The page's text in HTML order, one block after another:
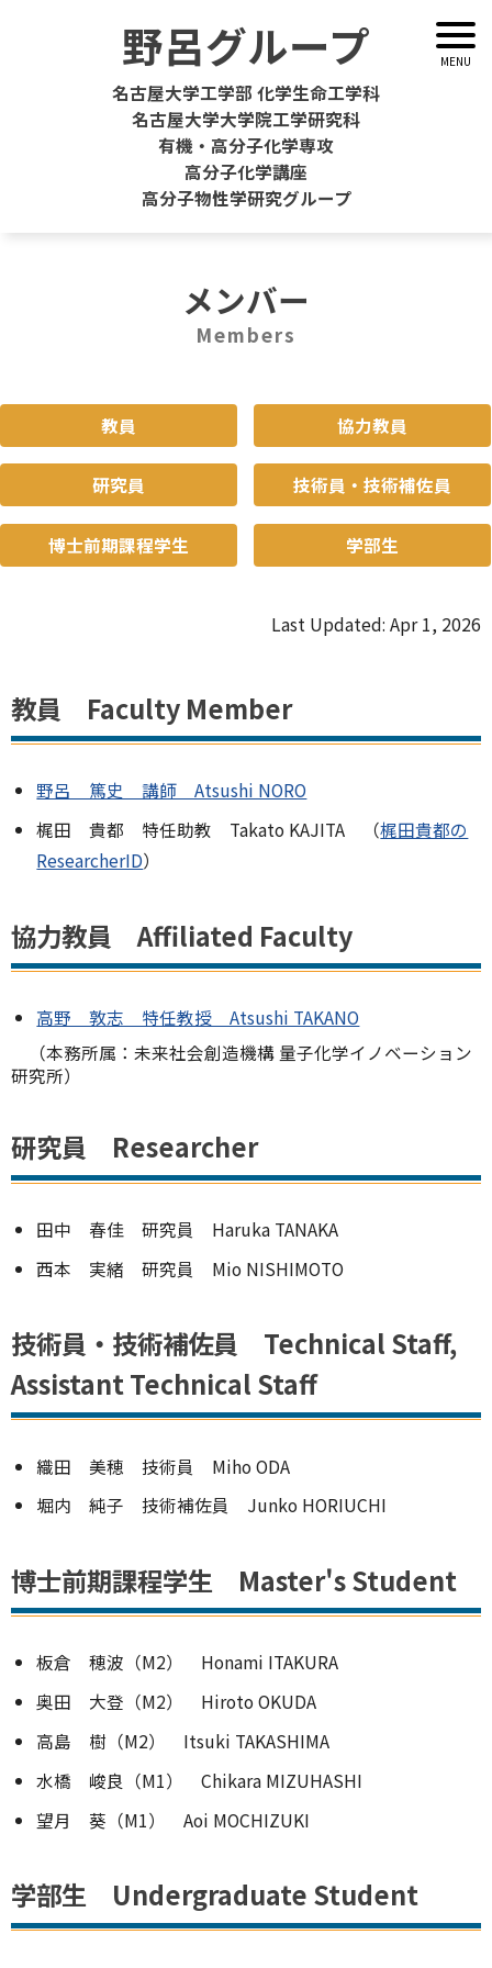
野呂グループ
名古屋大学工学部 化学生命工学科
名古屋大学大学院工学研究科
有機・高分子化学専攻
高分子化学講座
高分子物性学研究グループ
メンバー
Members
教員 協力教員
研究員 技術員・技術補佐員
博士前期課程学生 学部生
Last Updated: Apr 1, 2026
教員 Faculty Member
野呂 篤史 講師 Atsushi NORO
梶田 貴都 特任助教 Takato KAJITA （梶田貴都の
ResearcherID）
協力教員 Affiliated Faculty
高野 敦志 特任教授 Atsushi TAKANO
（本務所属：未来社会創造機構 量子化学イノベーション
研究所）
研究員 Researcher
田中 春佳 研究員 Haruka TANAKA
西本 実緒 研究員 Mio NISHIMOTO
技術員・技術補佐員 Technical Staff,
Assistant Technical Staff
織田 美穂 技術員 Miho ODA
堀内 純子 技術補佐員 Junko HORIUCHI
博士前期課程学生 Master's Student
板倉 穂波（M2） Honami ITAKURA
奥田 大登（M2） Hiroto OKUDA
高島 樹（M2） Itsuki TAKASHIMA
水橋 峻良（M1） Chikara MIZUHASHI
望月 葵（M1） Aoi MOCHIZUKI
学部生 Undergraduate Student